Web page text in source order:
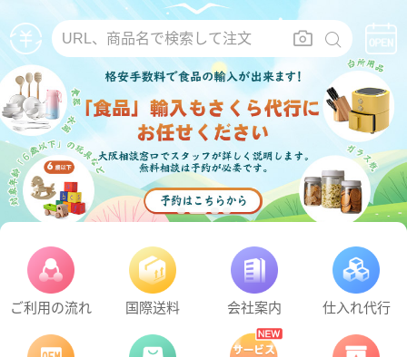
URL、商品名で検索して注文
ご利用の流れ 国際送料 会社案内 仕入れ代行